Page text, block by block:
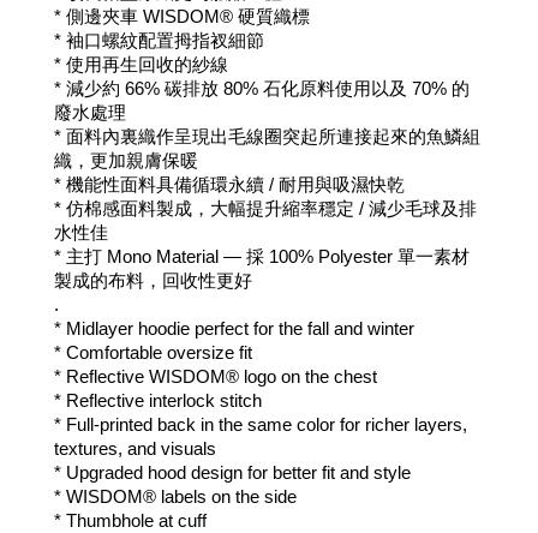
* 側邊夾車 WISDOM® 硬質織標
* 袖口螺紋配置拇指衩細節
* 使用再生回收的紗線
* 減少約 66% 碳排放 80% 石化原料使用以及 70% 的
廢水處理
* 面料內裏織作呈現出毛線圈突起所連接起來的魚鱗組
織，更加親膚保暖
* 機能性面料具備循環永續 / 耐用與吸濕快乾
* 仿棉感面料製成，大幅提升縮率穩定 / 減少毛球及排
水性佳
* 主打 Mono Material — 採 100% Polyester 單一素材
製成的布料，回收性更好
.
* Midlayer hoodie perfect for the fall and winter
* Comfortable oversize fit
* Reflective WISDOM® logo on the chest
* Reflective interlock stitch
* Full-printed back in the same color for richer layers,
textures, and visuals
* Upgraded hood design for better fit and style
* WISDOM® labels on the side
* Thumbhole at cuff